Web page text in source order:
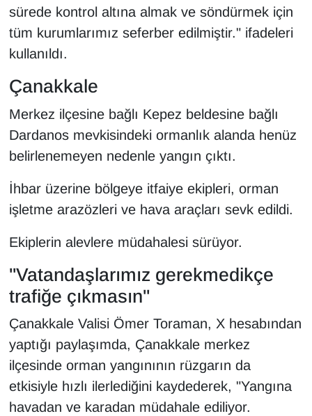
sürede kontrol altına almak ve söndürmek için
tüm kurumlarımız seferber edilmiştir." ifadeleri
kullanıldı.
Çanakkale
Merkez ilçesine bağlı Kepez beldesine bağlı
Dardanos mevkisindeki ormanlık alanda henüz
belirlenemeyen nedenle yangın çıktı.
İhbar üzerine bölgeye itfaiye ekipleri, orman
işletme arazözleri ve hava araçları sevk edildi.
Ekiplerin alevlere müdahalesi sürüyor.
"Vatandaşlarımız gerekmedikçe
trafiğe çıkmasın"
Çanakkale Valisi Ömer Toraman, X hesabından
yaptığı paylaşımda, Çanakkale merkez
ilçesinde orman yangınının rüzgarın da
etkisiyle hızlı ilerlediğini kaydederek, "Yangına
havadan ve karadan müdahale ediliyor.